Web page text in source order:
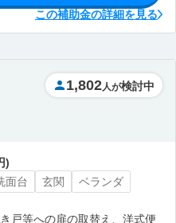
この補助金の詳細を見る
1,802 人が検討中
)
面台 玄関
ベランダ
戸等への扉の取替え、洋式便